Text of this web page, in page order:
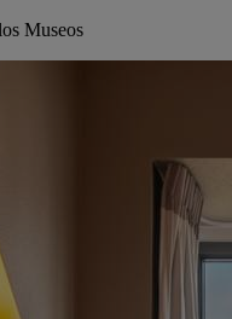
Museos